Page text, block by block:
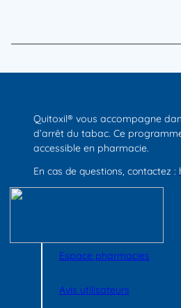
Quitoxil® vous accompagne
d’arrêt du tabac. Ce
accessible en pharmacie.
En cas de questions, contactez :
Espace pharmacies
Avis utilisateurs